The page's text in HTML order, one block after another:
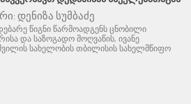
დენიზა სუმბაძე
წიგნი წარმოადგენს ცნობილი
და საზოგადო მოღვაწის, ივანე
სახელობის თბილისის სახელმწიფო